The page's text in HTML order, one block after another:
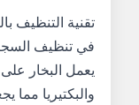
تقنية التنظيف
في تنظيف
يعمل البخار
والبكتيريا مما